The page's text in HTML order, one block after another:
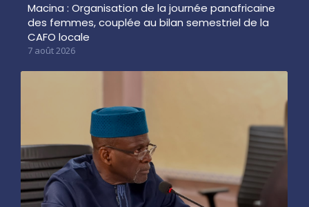
Macina : Organisation de la journée panafricaine
des femmes, couplée au bilan semestriel de la
CAFO locale
7 août 2026